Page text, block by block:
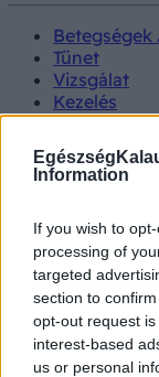
Information
If you wish to
processing of
targeted
section to
opt-out request
interest-based
us or personal
Betegségek
Tünet
Vizsgálat
Kezelés
Kutatás
Prevenció
Kisállatok
#allergia
#pajzsmirigy
Regisztráció